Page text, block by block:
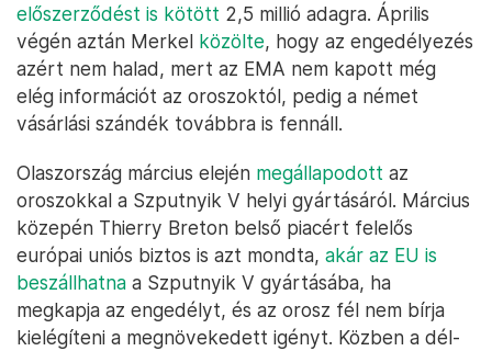
előszerződést is kötött 2,5 millió adagra. Április
végén aztán Merkel közölte, hogy az engedélyezés
azért nem halad, mert az EMA nem kapott még
elég információt az oroszoktól, pedig a német
vásárlási szándék továbbra is fennáll.
Olaszország március elején megállapodott az
oroszokkal a Szputnyik V helyi gyártásáról. Március
közepén Thierry Breton belső piacért felelős
európai uniós biztos is azt mondta, akár az EU is
beszállhatna a Szputnyik V gyártásába, ha
megkapja az engedélyt, és az orosz fél nem bírja
kielégíteni a megnövekedett igényt. Közben a dél-